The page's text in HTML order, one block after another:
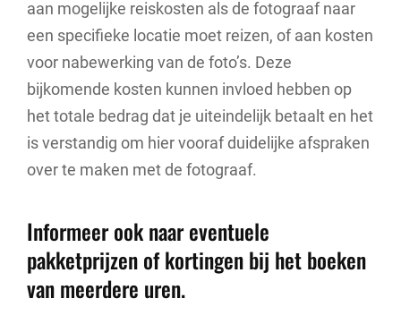
aan mogelijke reiskosten als de fotograaf naar
een specifieke locatie moet reizen, of aan kosten
voor nabewerking van de foto’s. Deze
bijkomende kosten kunnen invloed hebben op
het totale bedrag dat je uiteindelijk betaalt en het
is verstandig om hier vooraf duidelijke afspraken
over te maken met de fotograaf.
Informeer ook naar eventuele
pakketprijzen of kortingen bij het boeken
van meerdere uren.